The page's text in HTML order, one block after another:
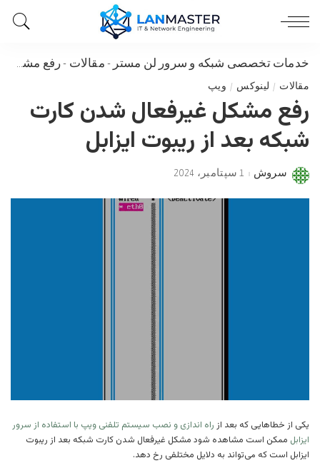
خدمات تخصصی شبکه و سرور لن مستر - مقالات - رفع مشکل غیرفعال شدن کارت شبکه بعد از ریبوت ایزابل
مقالات لینوکس ویپ
رفع مشکل غیرفعال شدن کارت
شبکه بعد از ریبوت ایزابل
Posted
سروش 1 سپتامبر، 2024
یکی از خطاهایی که بعد از راه اندازی و نصب سیستم تلفنی ویپ با استفاده از سرور
ایزابل ممکن است مشاهده شود مشکل غیرفعال شدن کارت شبکه بعد از ریبوت
ایزابل است که می‌تواند به دلایل مختلفی رخ دهد.